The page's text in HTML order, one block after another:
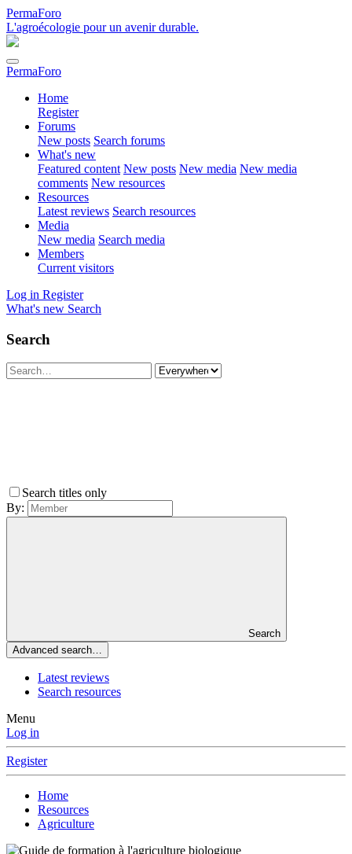
PermaForo
L'agroécologie pour un avenir durable.
PermaForo
Home
Register
Forums
New posts Search forums
What's new
Featured content New posts New media New media
comments New resources
Resources
Latest reviews Search resources
Media
New media Search media
Members
Current visitors
Log in Register
What's new Search
Search
Search titles only
By:
Search
Advanced search…
Latest reviews
Search resources
Menu
Log in
Register
Home
Resources
Agriculture